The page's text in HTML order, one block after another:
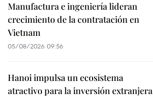
Manufactura e ingeniería lideran
crecimiento de la contratación en
Vietnam
05/08/2026 09:56
Hanoi impulsa un ecosistema
atractivo para la inversión extranjera